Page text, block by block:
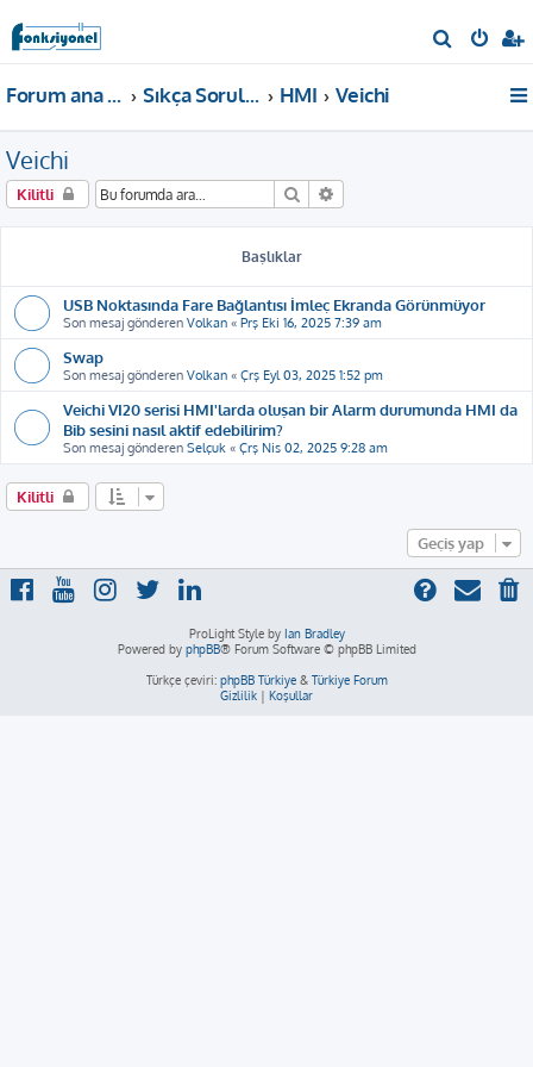
r
Forum ana sayfa Sıkça Sorulan Sorular HMI Veichi
Veichi
Kilitli Ara
Başlıklar
USB Noktasında Fare Bağlantısı İmleç Ekranda Görünmüyor
Son mesaj gönderen Volkan « Prş Eki 16, 2025 7:39 am
Swap
Son mesaj gönderen Volkan « Çrş Eyl 03, 2025 1:52 pm
Veichi VI20 serisi HMI'larda oluşan bir Alarm durumunda HMI da
Bib sesini nasıl aktif edebilirim?
Son mesaj gönderen Selçuk « Çrş Nis 02, 2025 9:28 am
Kilitli
Geçiş yap
ProLight Style by Ian Bradley
Powered by phpBB® Forum Software © phpBB Limited
Türkçe çeviri: phpBB Türkiye& Türkiye Forum
Gizlilik | Koşullar